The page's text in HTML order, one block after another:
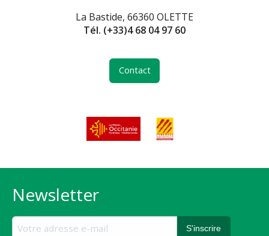
La Bastide, 66360 OLETTE
Tél. (+33)4 68 04 97 60
Contact
Newsletter